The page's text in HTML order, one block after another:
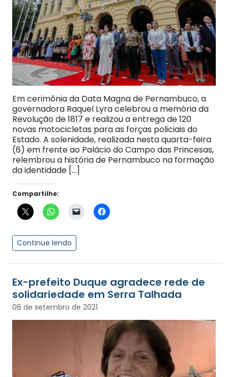
Em cerimônia da Data Magna de Pernambuco, a
governadora Raquel Lyra celebrou a memória da
Revolução de 1817 e realizou a entrega de 120
novas motocicletas para as forças policiais do
Estado. A solenidade, realizada nesta quarta-feira
(6) em frente ao Palácio do Campo das Princesas,
relembrou a história de Pernambuco na formação
da identidade […]
Compartilhe:
Continue lendo
Ex-prefeito Duque agradece rede de
solidariedade em Serra Talhada
06 de setembro de 2021